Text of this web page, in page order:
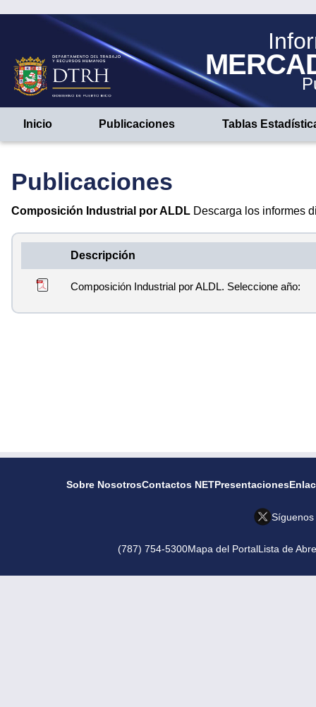
Inicio Publicaciones Tablas
Publicaciones
Composición Industrial por ALDL Descarga los informes
Descripción
Composición Industrial por ALDL. Seleccione año:
Sobre NosotrosContactos NETPresentaciones
Síguenos
(787) 754-5300Mapa del PortalLista de